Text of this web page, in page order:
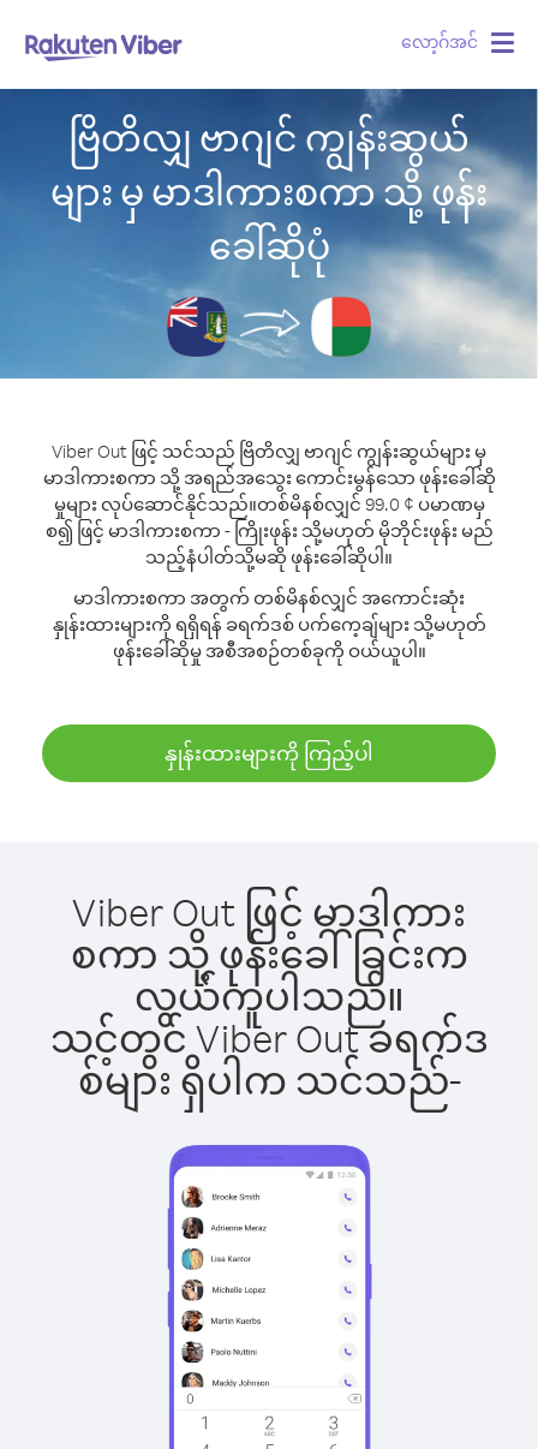
လော့ဂ်အင်
ဗြိတိလျှ ဗာဂျင် ကျွန်းဆွယ်
များ မှ မာဒါကားစကာ သို့ ဖုန်း
ခေါ်ဆိုပုံ
Viber Out ဖြင့် သင်သည် ဗြိတိလျှ ဗာဂျင် ကျွန်းဆွယ်များ မှ
မာဒါကားစကာ သို့ အရည်အသွေး ကောင်းမွန်သော ဖုန်းခေါ်ဆို
မှုများ လုပ်ဆောင်နိုင်သည်။တစ်မိနစ်လျှင် 99.0 ¢ ပမာဏမှ
စ၍ ဖြင့် မာဒါကားစကာ - ကြိုးဖုန်း သို့မဟုတ် မိုဘိုင်းဖုန်း မည်
သည့်နံပါတ်သို့မဆို ဖုန်းခေါ်ဆိုပါ။
မာဒါကားစကာ အတွက် တစ်မိနစ်လျှင် အကောင်းဆုံး
နှုန်းထားများကို ရရှိရန် ခရက်ဒစ် ပက်ကေ့ချ်များ သို့မဟုတ်
ဖုန်းခေါ်ဆိုမှု အစီအစဉ်တစ်ခုကို ဝယ်ယူပါ။
နှုန်းထားများကို ကြည့်ပါ
Viber Out ဖြင့် မာဒါကား
စကာ သို့ ဖုန်းခေါ်ခြင်းက
လွယ်ကူပါသည်။
သင့်တွင် Viber Out ခရက်ဒ
စ်များ ရှိပါက သင်သည်-